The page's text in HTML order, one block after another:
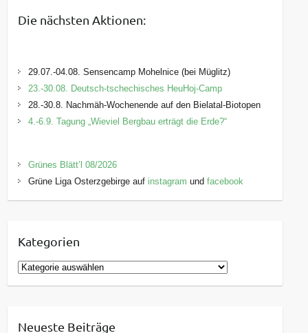
Die nächsten Aktionen:
29.07.-04.08. Sensencamp Mohelnice (bei Müglitz)
23.-30.08. Deutsch-tschechisches HeuHoj-Camp
28.-30.8. Nachmäh-Wochenende auf den Bielatal-Biotopen
4.-6.9. Tagung „Wieviel Bergbau erträgt die Erde?“
Grünes Blätt’l 08/2026
Grüne Liga Osterzgebirge auf instagram undfacebook
Kategorien
K
a
Neueste Beiträge